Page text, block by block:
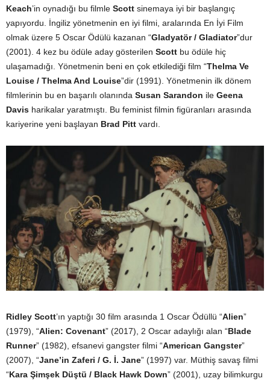
Keach’in oynadığı bu filmle Scott sinemaya iyi bir başlangıç
yapıyordu. İngiliz yönetmenin en iyi filmi, aralarında En İyi Film
olmak üzere 5 Oscar Ödülü kazanan “Gladyatör / Gladiator”dur
(2001). 4 kez bu ödüle aday gösterilen Scott bu ödüle hiç
ulaşamadığı. Yönetmenin beni en çok etkilediği film “Thelma Ve
Louise / Thelma And Louise”dir (1991). Yönetmenin ilk dönem
filmlerinin bu en başarılı olanında Susan Sarandon ile Geena
Davis harikalar yaratmıştı. Bu feminist filmin figüranları arasında
kariyerine yeni başlayan Brad Pitt vardı.
Ridley Scott’ın yaptığı 30 film arasında 1 Oscar Ödüllü “Alien”
(1979), “Alien: Covenant” (2017), 2 Oscar adaylığı alan “Blade
Runner” (1982), efsanevi gangster filmi “American Gangster”
(2007), “Jane’in Zaferi / G. İ. Jane” (1997) var. Müthiş savaş filmi
“Kara Şimşek Düştü / Black Hawk Down” (2001), uzay bilimkurgu